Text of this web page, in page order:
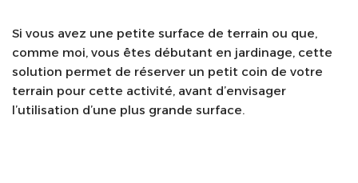
Si vous avez une petite surface de terrain ou que,
comme moi, vous êtes débutant en jardinage, cette
solution permet de réserver un petit coin de votre
terrain pour cette activité, avant d’envisager
l’utilisation d’une plus grande surface.